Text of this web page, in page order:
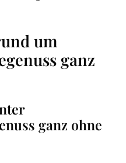
um
ganz
ganz ohne